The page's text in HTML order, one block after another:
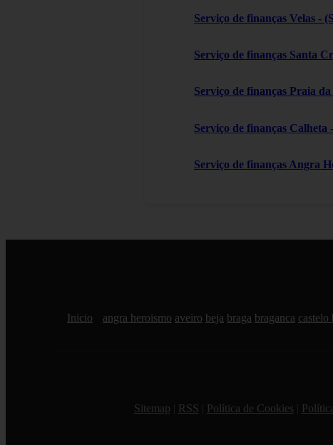
Serviço de finanças Velas -
Serviço de finanças Santa
Serviço de finanças Praia
Serviço de finanças
Serviço de finanças Angra
Inicio angra heroismo aveiro beja braga braganca castelo
Sitemap
RSS Política de Cookies